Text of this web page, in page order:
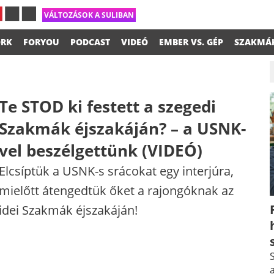
VÁLTOZÁSOK A SULIBAN
FORYOU PODCAST VIDEÓ EMBER VS. GÉP
STOD ki festett a szegedi
éjszakáján? – a USNK-
beszélgettünk (VIDEÓ)
a USNK-s srácokat egy interjúra,
átengedtük őket a rajongóknak az
Szakmák éjszakáján!